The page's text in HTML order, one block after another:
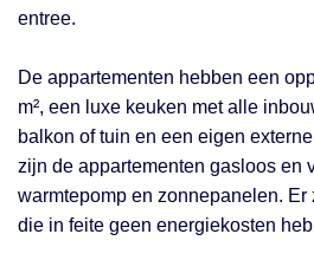
entree.
De appartementen hebben een
m², een luxe keuken met alle
balkon of tuin en een eigen
zijn de appartementen gasloos en
warmtepomp en zonnepanelen. Er
die in feite geen energiekosten